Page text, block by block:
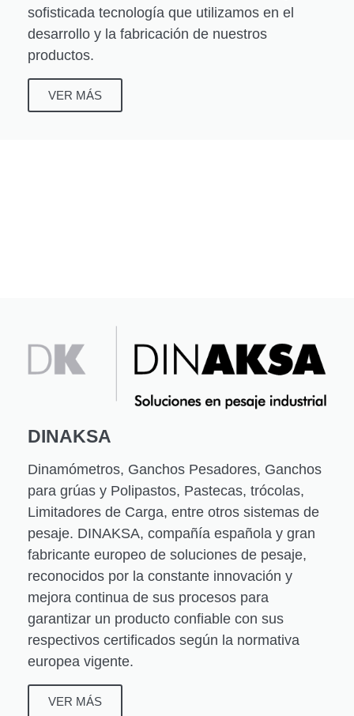
sofisticada tecnología que utilizamos en el
desarrollo y la fabricación de nuestros
productos.
VER MÁS
DINAKSA
Dinamómetros, Ganchos Pesadores, Ganchos
para grúas y Polipastos, Pastecas, trócolas,
Limitadores de Carga, entre otros sistemas de
pesaje. DINAKSA, compañía española y gran
fabricante europeo de soluciones de pesaje,
reconocidos por la constante innovación y
mejora continua de sus procesos para
garantizar un producto confiable con sus
respectivos certificados según la normativa
europea vigente.
VER MÁS